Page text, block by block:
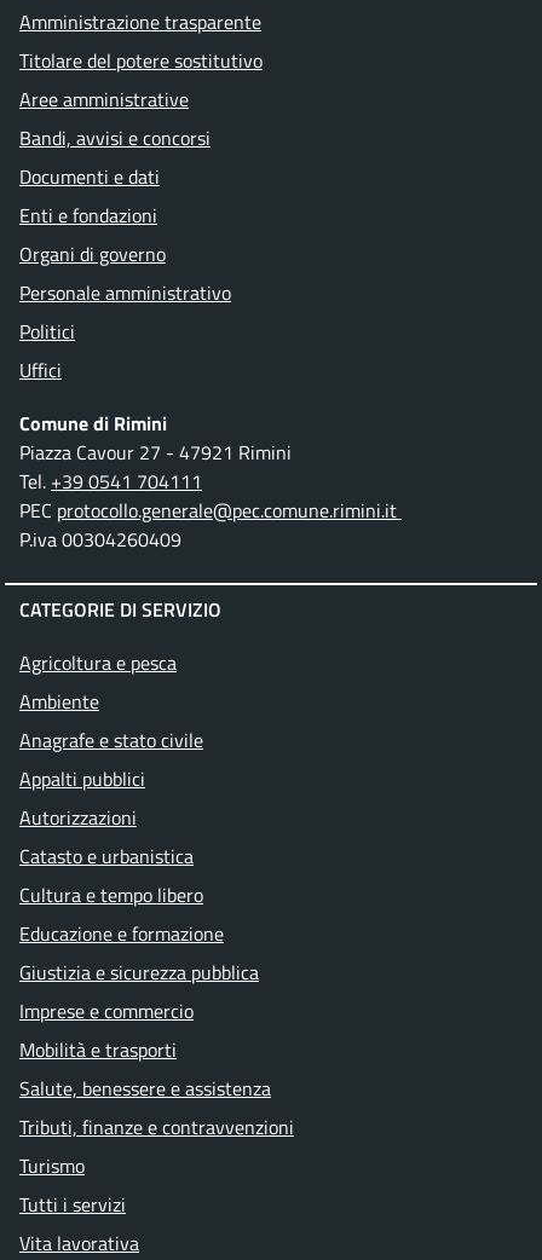
Amministrazione trasparente
Titolare del potere sostitutivo
Aree amministrative
Bandi, avvisi e concorsi
Documenti e dati
Enti e fondazioni
Organi di governo
Personale amministrativo
Politici
Uffici
Comune di Rimini
Piazza Cavour 27 - 47921 Rimini
Tel. +39 0541 704111
PEC protocollo.generale@pec.comune.rimini.it
P.iva 00304260409
CATEGORIE DI SERVIZIO
Agricoltura e pesca
Ambiente
Anagrafe e stato civile
Appalti pubblici
Autorizzazioni
Catasto e urbanistica
Cultura e tempo libero
Educazione e formazione
Giustizia e sicurezza pubblica
Imprese e commercio
Mobilità e trasporti
Salute, benessere e assistenza
Tributi, finanze e contravvenzioni
Turismo
Tutti i servizi
Vita lavorativa